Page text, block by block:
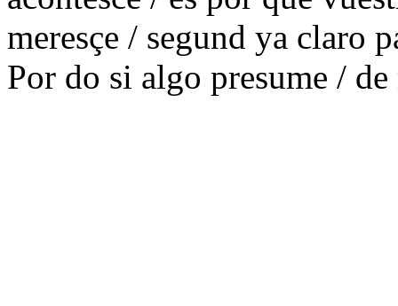
meresçe / segund ya claro
Por do si algo presume /